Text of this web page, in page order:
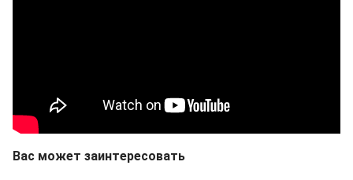
Вас может заинтересовать